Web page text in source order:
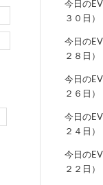
今日の
３０日）
今日の
２８日）
今日の
２６日）
今日の
２４日）
今日の
２２日）